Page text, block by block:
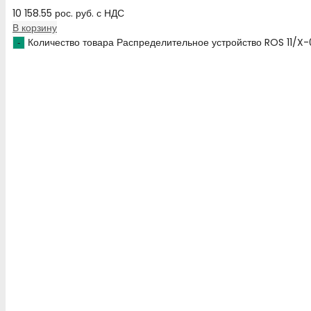
10 158.55 рос. руб. с НДС
В корзину
Количество товара Распределительное устройство ROS 11/